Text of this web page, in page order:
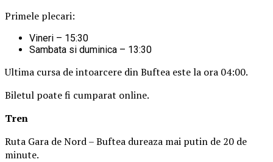
Primele plecari:
Vineri – 15:30
Sambata si duminica – 13:30
Ultima cursa de intoarcere din Buftea este la ora 04:00.
Biletul poate fi cumparat online.
Tren
Ruta Gara de Nord – Buftea dureaza mai putin de 20 de
minute.